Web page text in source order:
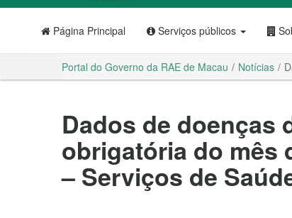
Página Principal Serviços públicos
Portal do Governo da RAE de Macau Notícias
Dados de doenças
obrigatória do mês
– Serviços de